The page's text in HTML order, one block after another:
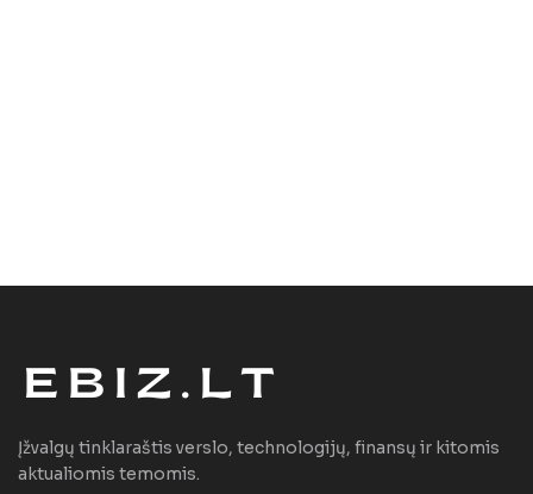
Įžvalgų tinklaraštis verslo, technologijų, finansų ir kitomis
aktualiomis temomis.